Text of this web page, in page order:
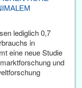
lediglich 0,7
in
eine neue Studie
und